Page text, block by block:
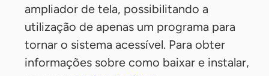
ampliador de tela, possibilitando a
utilização de apenas um programa para
tornar o sistema acessível. Para obter
informações sobre como baixar e instalar,